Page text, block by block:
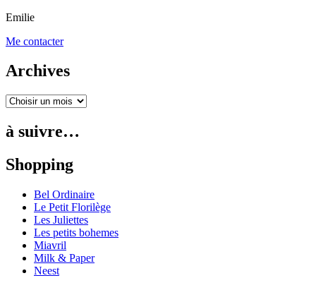
Emilie
Me contacter
Archives
à suivre…
Shopping
Bel Ordinaire
Le Petit Florilège
Les Juliettes
Les petits bohemes
Miavril
Milk & Paper
Neest